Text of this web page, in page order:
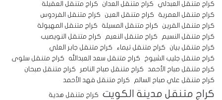
كراج متنقل العبدلي
كراج متنقل العدان
كراج متنقل العقيلة
كراج متنقل العمرية
كراج متنقل العين
كراج متنقل الفردوس
كراج متنقل القرين
كراج متنقل المسيلة
كراج متنقل المهبولة
كراج متنقل النسيم
كراج متنقل النعيم
كراج متنقل النويصيب
كراج متنقل بيان
كراج متنقل تيماء
كراج متنقل جابر العلي
كراج متنقل جليب الشيوخ
كراج متنقل سعد العبدالله
كراج متنقل سلوى
كراج متنقل صباح الأحمد
كراج متنقل صباح الناصر
كراج متنقل صبحان
كراج متنقل علي صباح السالم
كراج متنقل فهد الأحمد
كراج متنقل مدينة الكويت
كراج متنقل هدية